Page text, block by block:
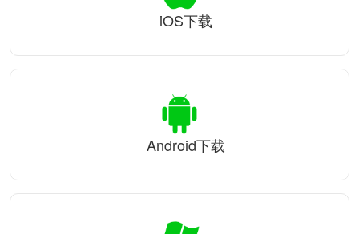
iOS下载
Android下载